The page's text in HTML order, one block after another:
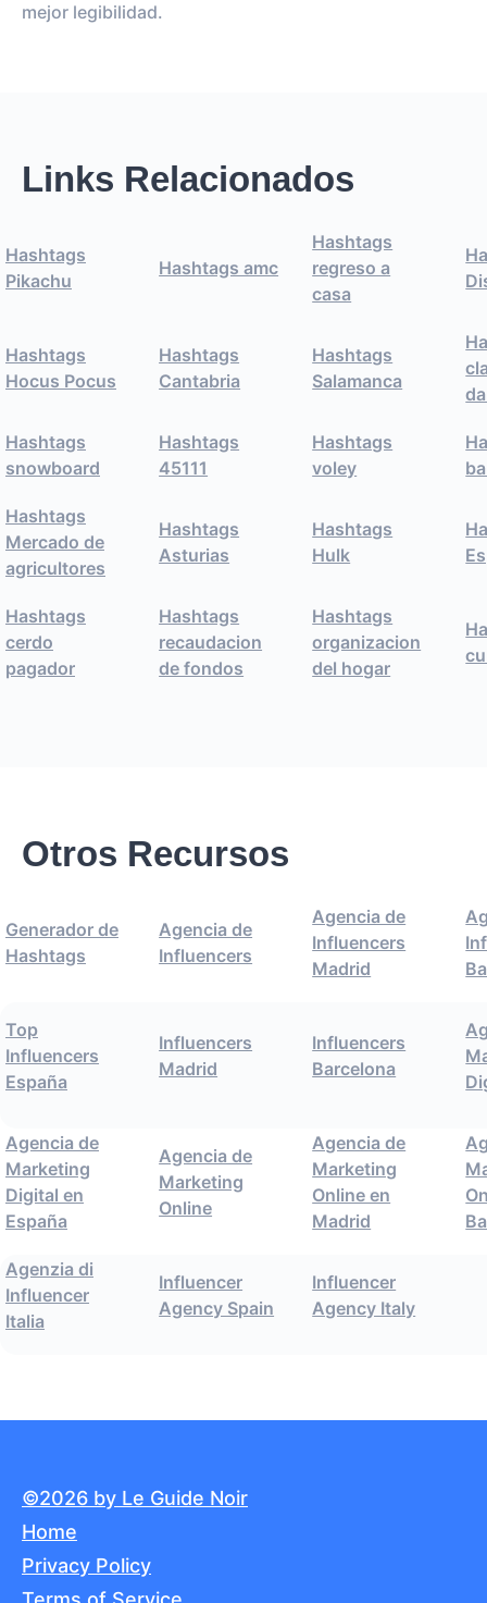
mejor legibilidad.
Links Relacionados
Hashtags
Pikachu
Hashtags amc
Hashtags
regreso a
casa
Hashtags
Hocus Pocus
Hashtags
Cantabria
Hashtags
Salamanca
Hashtags
snowboard
Hashtags
45111
Hashtags
voley
Hashtags
Mercado de
agricultores
Hashtags
Asturias
Hashtags
Hulk
Hashtags
cerdo
pagador
Hashtags
recaudacion
de fondos
Hashtags
organizacion
del hogar
Otros Recursos
Generador de
Hashtags
Agencia de
Influencers
Agencia de
Influencers
Madrid
Top
Influencers
España
Influencers
Madrid
Influencers
Barcelona
Agencia de
Marketing
Digital en
España
Agencia de
Marketing
Online
Agencia de
Marketing
Online en
Madrid
Agenzia di
Influencer
Italia
Influencer
Agency Spain
Influencer
Agency Italy
©2026 by Le Guide Noir
Home
Privacy Policy